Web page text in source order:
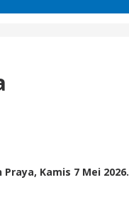
Kamis 7 Mei 2026.